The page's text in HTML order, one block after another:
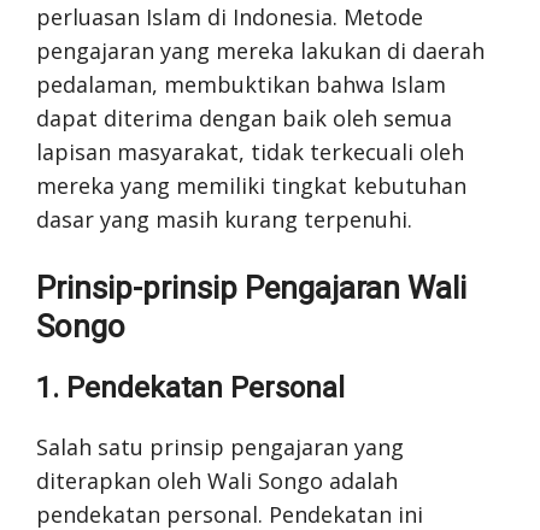
perluasan Islam di Indonesia. Metode
pengajaran yang mereka lakukan di daerah
pedalaman, membuktikan bahwa Islam
dapat diterima dengan baik oleh semua
lapisan masyarakat, tidak terkecuali oleh
mereka yang memiliki tingkat kebutuhan
dasar yang masih kurang terpenuhi.
Prinsip-prinsip Pengajaran Wali
Songo
1. Pendekatan Personal
Salah satu prinsip pengajaran yang
diterapkan oleh Wali Songo adalah
pendekatan personal. Pendekatan ini